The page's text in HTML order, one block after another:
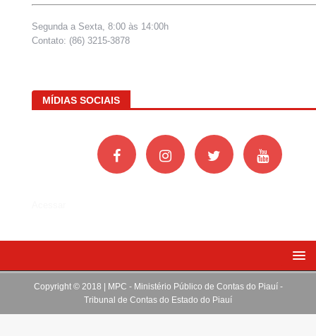
Segunda a Sexta, 8:00 às 14:00h
Contato: (86) 3215-3878
MÍDIAS SOCIAIS
Copyright © 2018 | MPC - Ministério Público de Contas do Piauí -
Tribunal de Contas do Estado do Piauí